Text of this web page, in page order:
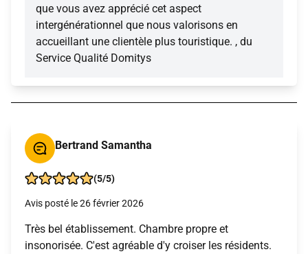
que vous avez apprécié cet aspect
intergénérationnel que nous valorisons en
accueillant une clientèle plus touristique. , du
Service Qualité Domitys
Bertrand Samantha
(5/5)
Avis posté le 26 février 2026
Très bel établissement. Chambre propre et
insonorisée. C'est agréable d'y croiser les résidents.